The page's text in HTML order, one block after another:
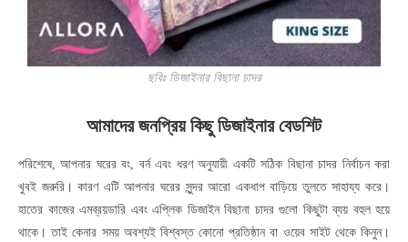
ছবিঃ ডিজাইনার বিছানা চাদর
আমাদের জনপ্রিয় কিছু ডিজাইনার বেডশিট
পরিশেষে, আপনার ঘরের বং, বর্ন এবং ধরণ অনুযায়ী একটি সঠিক বিছানা চাদর নির্বাচন করা
খুবই জরুরি। কারণ এটি আপনার ঘরের সুন্দর আরো একধাপ বাড়িয়ে তুলতে সাহায্য করে।
হাতের কাজের এমব্রয়ডারি এবং এপ্লিক ডিজাইন বিছানা চাদর গুলো কিছুটা ব্যয় বহুল হয়ে
থাকে। তাই কেনার সময় অবশ্যই বিশ্বস্ত কোনো প্রতিষ্ঠান বা ওয়েব সাইট থেকে কিনুন।